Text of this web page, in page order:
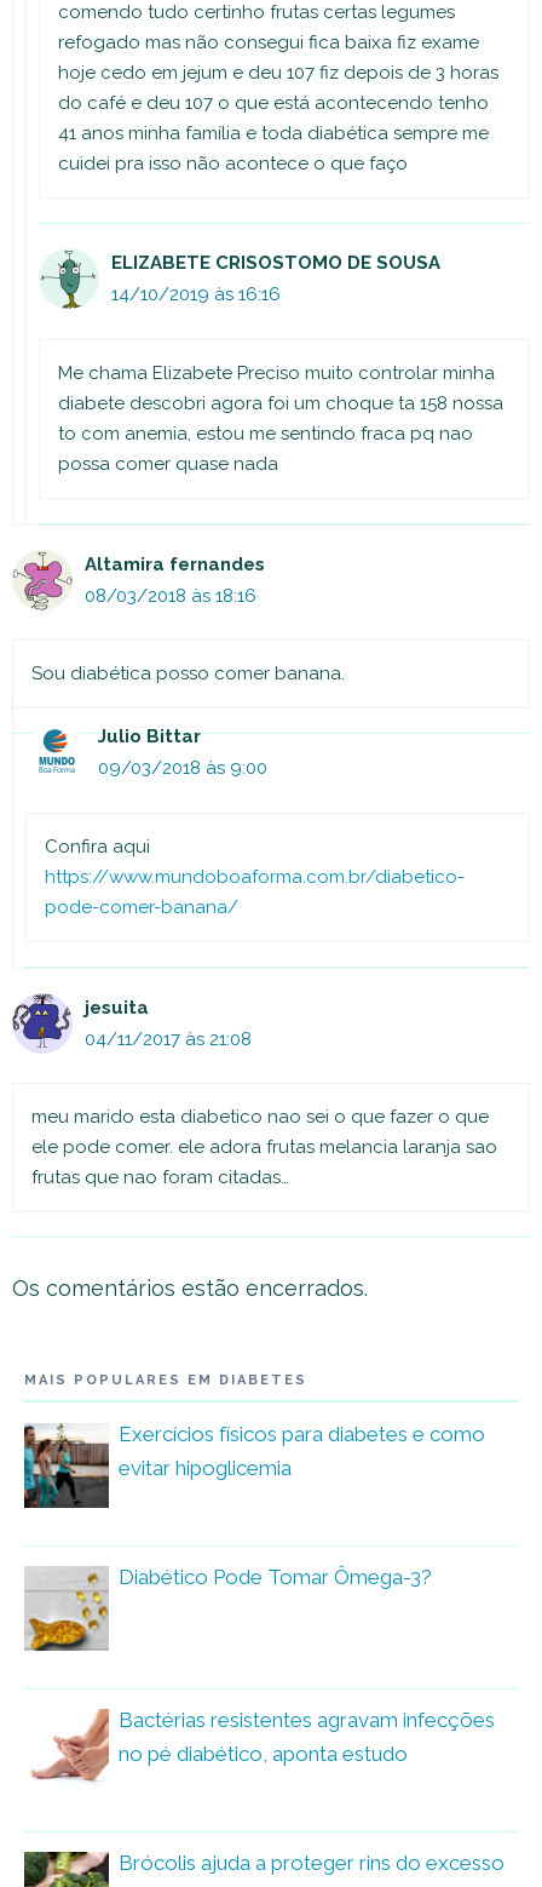
comendo tudo certinho frutas certas legumes
refogado mas não consegui fica baixa fiz exame
hoje cedo em jejum e deu 107 fiz depois de 3 horas
do café e deu 107 o que está acontecendo tenho
41 anos minha família e toda diabética sempre me
cuidei pra isso não acontece o que faço
ELIZABETE CRISOSTOMO DE SOUSA
14/10/2019 às 16:16
Me chama Elizabete Preciso muito controlar minha
diabete descobri agora foi um choque ta 158 nossa
to com anemia, estou me sentindo fraca pq nao
possa comer quase nada
Altamira fernandes
08/03/2018 às 18:16
Sou diabética posso comer banana.
Julio Bittar
09/03/2018 às 9:00
Confira aqui
https://www.mundoboaforma.com.br/diabetico-
pode-comer-banana/
jesuita
04/11/2017 às 21:08
meu marido esta diabetico nao sei o que fazer o que
ele pode comer. ele adora frutas melancia laranja sao
frutas que nao foram citadas…
Os comentários estão encerrados.
MAIS POPULARES EM DIABETES
Exercícios físicos para diabetes e como
evitar hipoglicemia
Diabético Pode Tomar Ômega-3?
Bactérias resistentes agravam infecções
no pé diabético, aponta estudo
Brócolis ajuda a proteger rins do excesso